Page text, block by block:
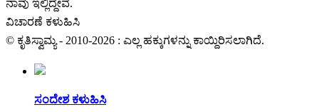
ನಾವು ಇಲ್ಲಿದ್ದೇವೆ.
ವಿಚಾರಣೆ ಕಳುಹಿಸಿ
© ಕೃತಿಸ್ವಾಮ್ಯ - 2010-2026 : ಎಲ್ಲ ಹಕ್ಕುಗಳನ್ನು ಕಾಯ್ದಿರಿಸಲಾಗಿದೆ.
ಸಂದೇಶ ಕಳುಹಿಸಿ